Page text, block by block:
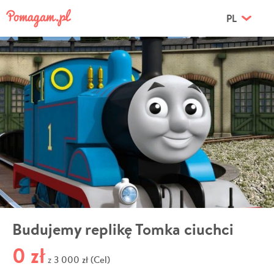
PL
Budujemy replikę Tomka ciuchci
0 zł z 3 000 zł (Cel)